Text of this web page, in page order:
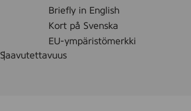
Briefly in English
Kort på Svenska
EU-ympäristömerkki
Saavutettavuus